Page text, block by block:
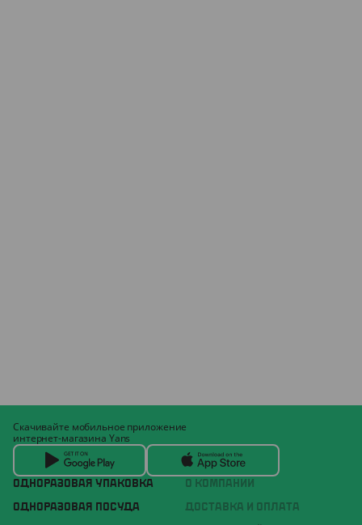
ОДНОРАЗОВАЯ УПАКОВКА
ОДНОРАЗОВАЯ ПОСУДА
О КОМПАНИИ
ДОСТАВКА И ОПЛАТА
Скачивайте мобильное приложение
интернет-магазина Yans